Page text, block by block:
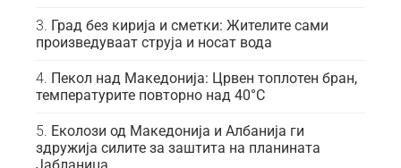
Град без кирија и сметки: Жителите сами
произведуваат струја и носат вода
Пекол над Македонија: Црвен топлотен бран,
температурите повторно над 40°C
Еколози од Македонија и Албанија ги
здружија силите за заштита на планината